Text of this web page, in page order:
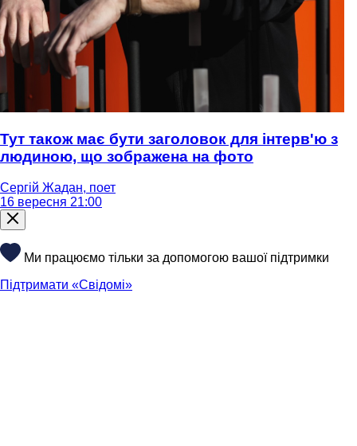
Тут також має бути заголовок для інтерв'ю з
людиною, що зображена на фото
Сергій Жадан, поет
16 вересня 21:00
Ми працюємо тільки за допомогою вашої підтримки
Підтримати «Свідомі»